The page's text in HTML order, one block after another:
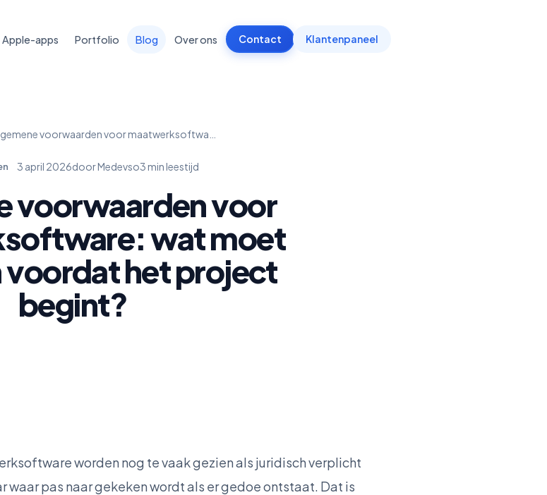
Apple-apps Portfolio Blog Over ons Contact Klantenpaneel
voorwaarden voor maatwerksoftwa…
3 april 2026door Medevso3 min leestijd
voorwaarden voor
wat moet
voordat het project
begint?
worden nog te vaak gezien als juridisch verplicht
pas naar gekeken wordt als er gedoe ontstaat. Dat is